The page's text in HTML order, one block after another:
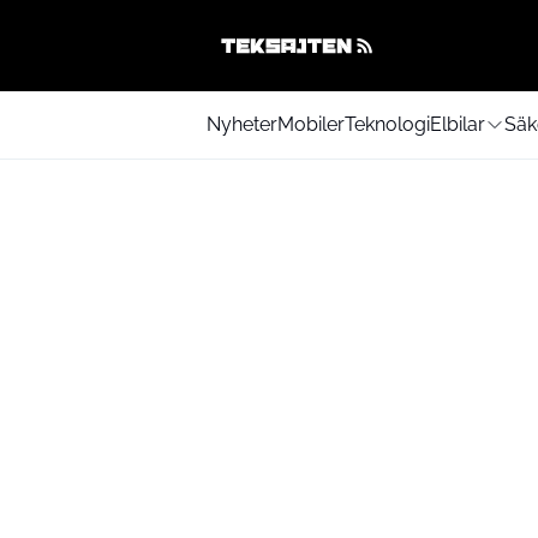
NyheterMobilerTeknologiElbilar